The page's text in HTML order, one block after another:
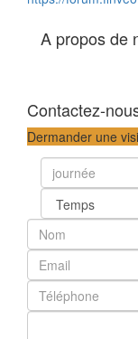
A propos de
Contactez-
Dermander une